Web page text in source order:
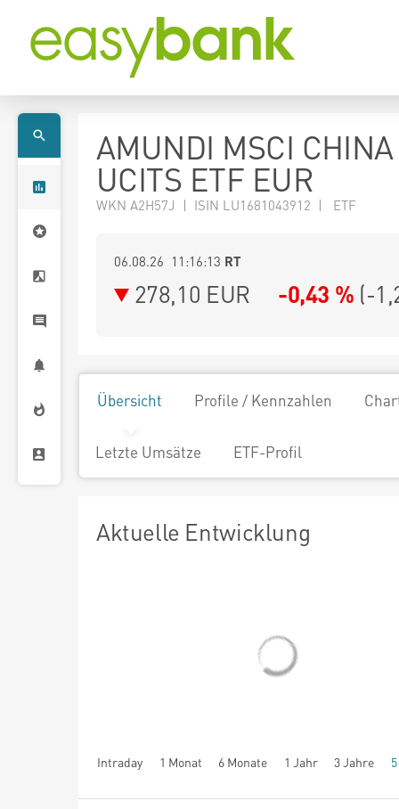
AMUNDI MSCI
UCITS ETF EUR
WKN A2H57J | ISIN LU1681043912 | ETF
06.08.26 11:16:13 RT
278,10 EUR -0,43 % (-
Übersicht Profile / Kennzahlen
Letzte Umsätze ETF-Profil
Aktuelle Entwicklung
Intraday 1 Monat 6 Monate 1 Jahr 3 Jahre
seit Beginn